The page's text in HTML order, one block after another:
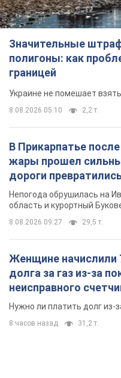
Значительные
полигоны: как
границей
Украине не помешает
8.08.2026 05:10 2,2 т.
В Прикарпатье
жары прошел
дороги
Непогода обрушилась на
область и курортный
8.08.2026 09:27 29,5 т.
Женщине начислили
долга за газ из-за
неисправного
вынес неожиданное
Нужно ли платить долг из-
8 часов назад 31,2 т.